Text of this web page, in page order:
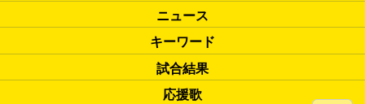
ニュース
キーワード
試合結果
応援歌